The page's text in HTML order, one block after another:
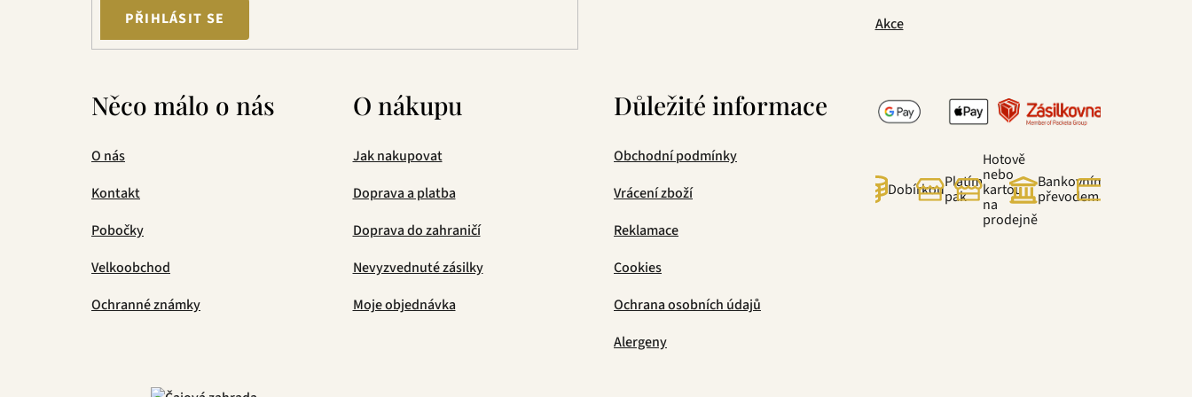
u
PŘIHLÁSIT SE
Akce
Něco málo o nás
O nás
Kontakt
Pobočky
Velkoobchod
Ochranné známky
O nákupu
Jak nakupovat
Doprava a platba
Doprava do zahraničí
Nevyzvednuté zásilky
Moje objednávka
Důležité informace
Obchodní podmínky
Vrácení zboží
Reklamace
Cookies
Ochrana osobních údajů
Alergeny
DobírkouPlatím
pak
Hotově
nebo
kartou
na
prodejně
Bankovním
převodem